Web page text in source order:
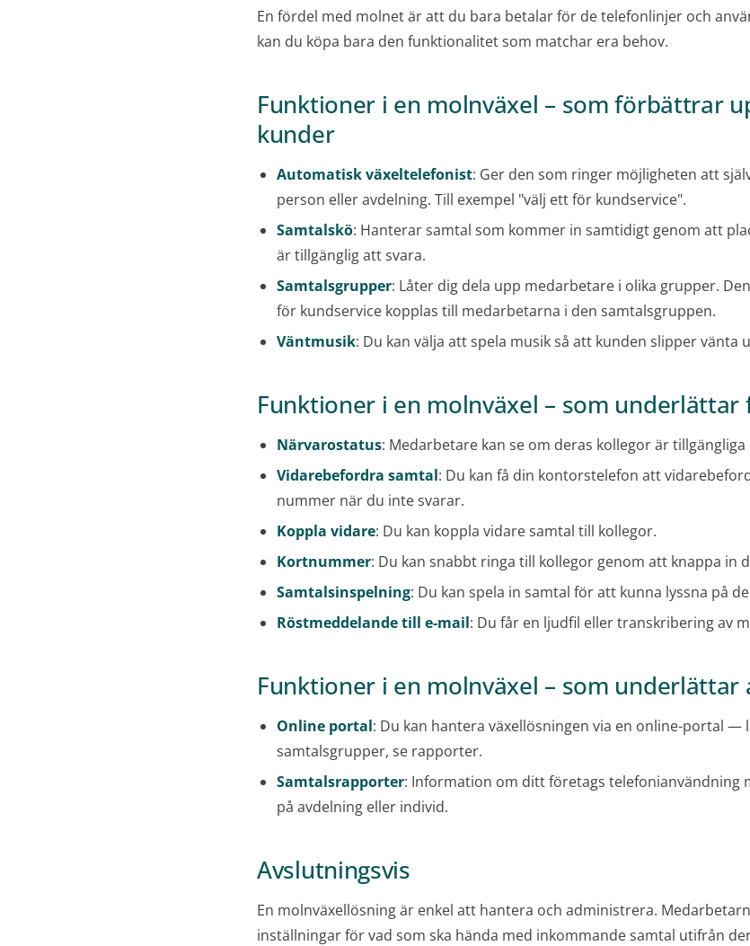
En fördel med molnet är att du bara betalar för de telefonlinjer och
kan du köpa bara den funktionalitet som matchar era behov.
Funktioner i en molnväxel – som förbättrar
kunder
Automatisk växeltelefonist: Ger den som ringer möjligheten att
person eller avdelning. Till exempel "välj ett för kundservice".
Samtalskö: Hanterar samtal som kommer in samtidigt genom att
är tillgänglig att svara.
Samtalsgrupper: Låter dig dela upp medarbetare i olika grupper.
för kundservice kopplas till medarbetarna i den samtalsgruppen.
Väntmusik: Du kan välja att spela musik så att kunden slipper vänta
Funktioner i en molnväxel – som
Närvarostatus: Medarbetare kan se om deras kollegor är
Vidarebefordra samtal: Du kan få din kontorstelefon att
nummer när du inte svarar.
Koppla vidare: Du kan koppla vidare samtal till kollegor.
Kortnummer: Du kan snabbt ringa till kollegor genom att knappa in
Samtalsinspelning: Du kan spela in samtal för att kunna lyssna på
Röstmeddelande till e-mail: Du får en ljudfil eller transkribering av
Funktioner i en molnväxel – som
Online portal: Du kan hantera växellösningen via en online-portal —
samtalsgrupper, se rapporter.
Samtalsrapporter: Information om ditt företags telefonianvändning
på avdelning eller individ.
Avslutningsvis
En molnväxellösning är enkel att hantera och administrera.
inställningar för vad som ska hända med inkommande samtal utifrån